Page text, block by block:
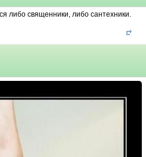
либо священники, либо сантехники.